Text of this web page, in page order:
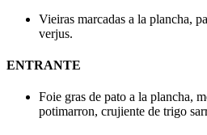
Vieiras marcadas a la plancha,
verjus.
ENTRANTE
Foie gras de pato a la plancha,
potimarron, crujiente de trigo